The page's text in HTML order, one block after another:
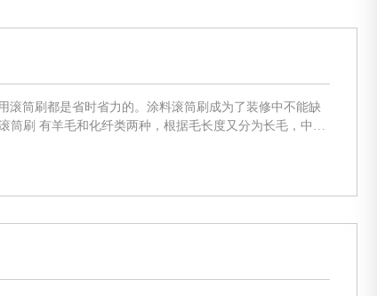
滚筒刷都是省时省力的。涂料滚筒刷成为了装修中不能缺